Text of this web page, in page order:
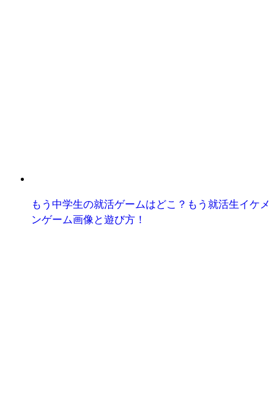
もう中学生の就活ゲームはどこ？もう就活生イケメ
ンゲーム画像と遊び方！